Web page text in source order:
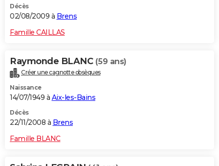
Décès
02/08/2009 à Brens
Famille CAILLAS
Raymonde BLANC (59 ans)
Créer une cagnotte obsèques
Naissance
14/07/1949 à Aix-les-Bains
Décès
22/11/2008 à Brens
Famille BLANC